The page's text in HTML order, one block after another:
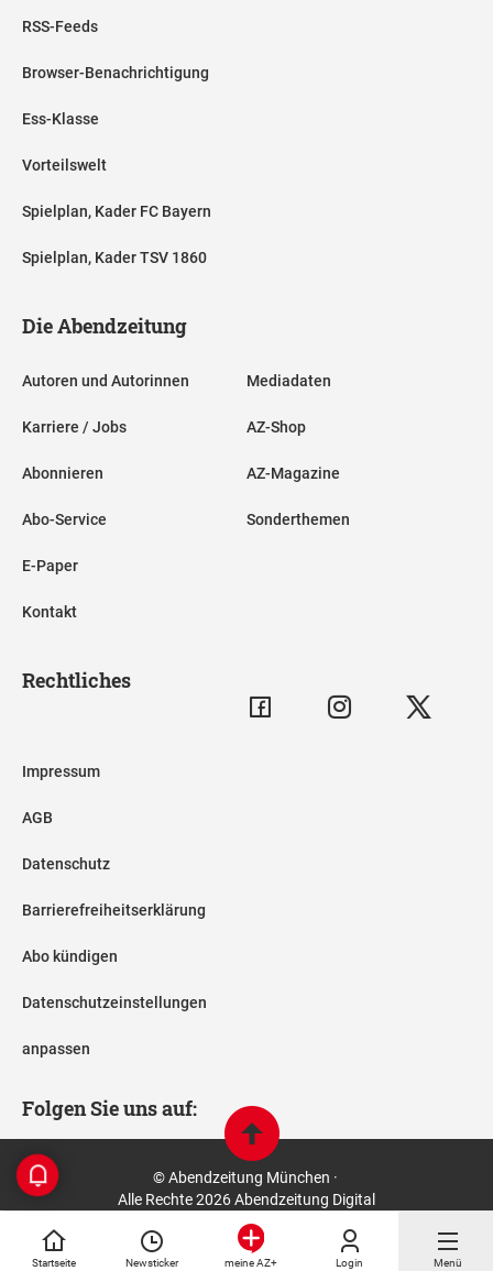
Startseite Newsticker meine AZ+ Login Menü
RSS-Feeds
Browser-Benachrichtigung
Ess-Klasse
Vorteilswelt
Spielplan, Kader FC Bayern
Spielplan, Kader TSV 1860
Die Abendzeitung
Autoren und Autorinnen
Karriere / Jobs
Abonnieren
Abo-Service
E-Paper
Kontakt
Mediadaten
AZ-Shop
AZ-Magazine
Sonderthemen
Rechtliches
Impressum
AGB
Datenschutz
Barrierefreiheitserklärung
Abo kündigen
Datenschutzeinstellungen
anpassen
Folgen Sie uns auf:
© Abendzeitung München ·
Alle Rechte 2026 Abendzeitung Digital